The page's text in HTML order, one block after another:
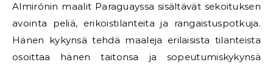
Almirónin maalit Paraguayssa sisältävät sekoituksen
avointa peliä, erikoistilanteita ja rangaistuspotkuja.
Hänen kykynsä tehdä maaleja erilaisista tilanteista
osoittaa hänen taitonsa ja sopeutumiskykynsä